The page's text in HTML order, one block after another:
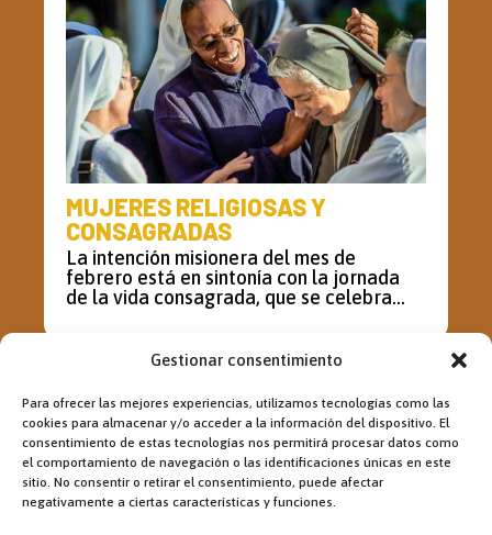
Gestionar consentimiento
Para ofrecer las mejores experiencias, utilizamos tecnologías como las
cookies para almacenar y/o acceder a la información del dispositivo. El
consentimiento de estas tecnologías nos permitirá procesar datos como
el comportamiento de navegación o las identificaciones únicas en este
sitio. No consentir o retirar el consentimiento, puede afectar
negativamente a ciertas características y funciones.
MUJERES RELIGIOSAS Y
CONSAGRADAS
La intención misionera del mes de
febrero está en sintonía con la jornada
de la vida consagrada, que se celebra...